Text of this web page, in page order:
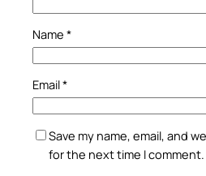
Name *
Email*
Save my name, email, and
for the next time I comment.